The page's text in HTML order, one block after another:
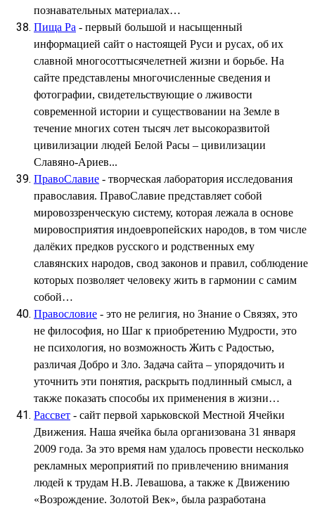
познавательных материалах…
Пища Ра - первый большой и насыщенный
информацией сайт о настоящей Руси и русах, об их
славной многосоттысячелетней жизни и борьбе. На
сайте представлены многочисленные сведения и
фотографии, свидетельствующие о лживости
современной истории и существовании на Земле в
течение многих сотен тысяч лет высокоразвитой
цивилизации людей Белой Расы – цивилизации
Славяно-Ариев...
ПравоСлавие - творческая лаборатория исследования
православия. ПравоСлавие представляет собой
мировоззренческую систему, которая лежала в основе
мировосприятия индоевропейских народов, в том числе
далёких предков русского и родственных ему
славянских народов, свод законов и правил, соблюдение
которых позволяет человеку жить в гармонии с самим
собой…
Правословие - это не религия, но Знание о Связях, это
не философия, но Шаг к приобретению Мудрости, это
не психология, но возможность Жить с Радостью,
различая Добро и Зло. Задача сайта – упорядочить и
уточнить эти понятия, раскрыть подлинный смысл, а
также показать способы их применения в жизни…
Рассвет - сайт первой харьковской Местной Ячейки
Движения. Наша ячейка была организована 31 января
2009 года. За это время нам удалось провести несколько
рекламных мероприятий по привлечению внимания
людей к трудам Н.В. Левашова, а также к Движению
«Возрождение. Золотой Век», была разработана